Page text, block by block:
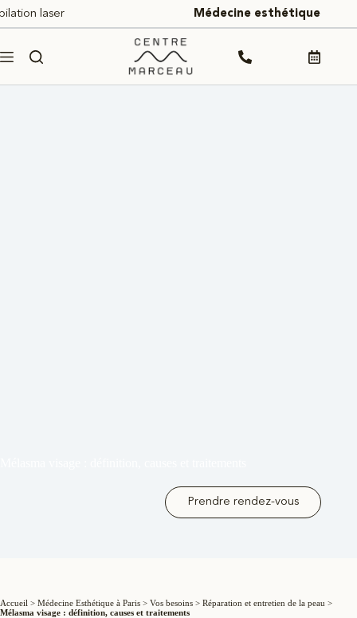
Passer
au
laser Médecine esthétique
Prendre rendez-vous
Accueil > Médecine Esthétique à Paris > Vos besoins > Réparation et entretien de la peau >
Mélasma visage : définition, causes et traitements